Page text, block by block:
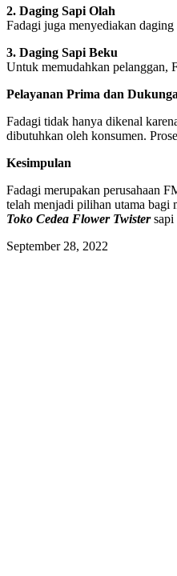
2. Daging Sapi Olah
Fadagi juga menyediakan
3. Daging Sapi Beku
Untuk memudahkan pelanggan,
Pelayanan Prima dan
Fadagi tidak hanya dikenal
dibutuhkan oleh konsumen.
Kesimpulan
Fadagi merupakan perusahaan
telah menjadi pilihan utama bagi
Toko Cedea Flower Twistersapi
September 28, 2022